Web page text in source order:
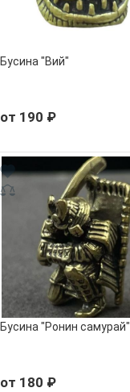
Бусина "Вий"
от 190 ₽
Бусина "Ронин самурай"
от 180 ₽